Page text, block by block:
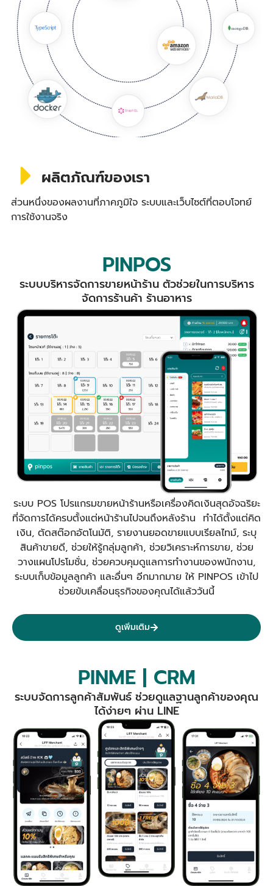
ผลิตภัณฑ์ของเรา
ส่วนหนึ่งของผลงานที่ภาคภูมิใจ ระบบและเว็บไซต์ที่ตอบโจทย์
การใช้งานจริง
PINPOS
ระบบบริหารจัดการขายหน้าร้าน ตัวช่วยในการบริหาร
จัดการร้านค้า ร้านอาหาร
ระบบ POS โปรแกรมขายหน้าร้านหรือเครื่องคิดเงินสุดอัจฉริยะ
ที่จัดการได้ครบตั้งแต่หน้าร้านไปจนถึงหลังร้าน ทำได้ตั้งแต่คิด
เงิน, ตัดสต๊อกอัตโนมัติ, รายงานยอดขายแบบเรียลไทม์, ระบุ
สินค้าขายดี, ช่วยให้รู้กลุ่มลูกค้า, ช่วยวิเคราะห์การขาย, ช่วย
วางแผนโปรโมชั่น, ช่วยควบคุมดูแลการทำงานของพนักงาน,
ระบบเก็บข้อมูลลูกค้า และอื่นๆ อีกมากมาย ให้ PINPOS เข้าไป
ช่วยขับเคลื่อนธุรกิจของคุณได้แล้ววันนี้
ดูเพิ่มเติม
PINME | CRM
ระบบจัดการลูกค้าสัมพันธ์ ช่วยดูแลฐานลูกค้าของคุณ
ได้ง่ายๆ ผ่าน LINE